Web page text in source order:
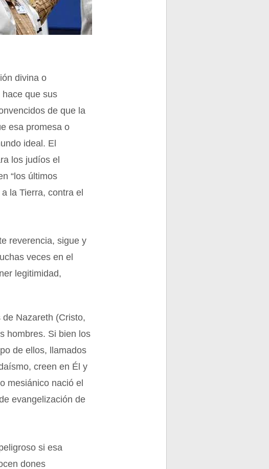
divina o
que sus
de que la
esa promesa o
ideal. El
los judíos el
“los últimos
la Tierra, contra el
reverencia, sigue y
veces en el
legitimidad,
Nazareth (Cristo,
hombres. Si bien los
de ellos, llamados
creen en Él y
mesiánico nació el
evangelización de
si esa
dones